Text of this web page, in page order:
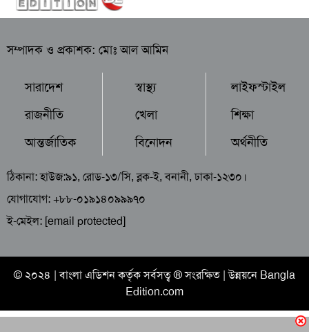
সম্পাদক ও প্রকাশক: মোঃ আল আমিন
সারাদেশ
রাজনীতি
আন্তর্জাতিক
স্বাস্থ্য
খেলা
বিনোদন
লাইফস্টাইল
শিক্ষা
অর্থনীতি
ঠিকানা: হাউজ:৯১, রোড-১৩/সি, ব্লক-ই, বনানী, ঢাকা-১২৩০।
যোগাযোগ: +৮৮-০১৯১৪০৯৯৯৭০
ই-মেইল: [email protected]
© ২০২৪ |বাংলা এডিশনকর্তৃক সর্বসত্ব ® সংরক্ষিত | উন্নয়নে Bangla
Edition.com